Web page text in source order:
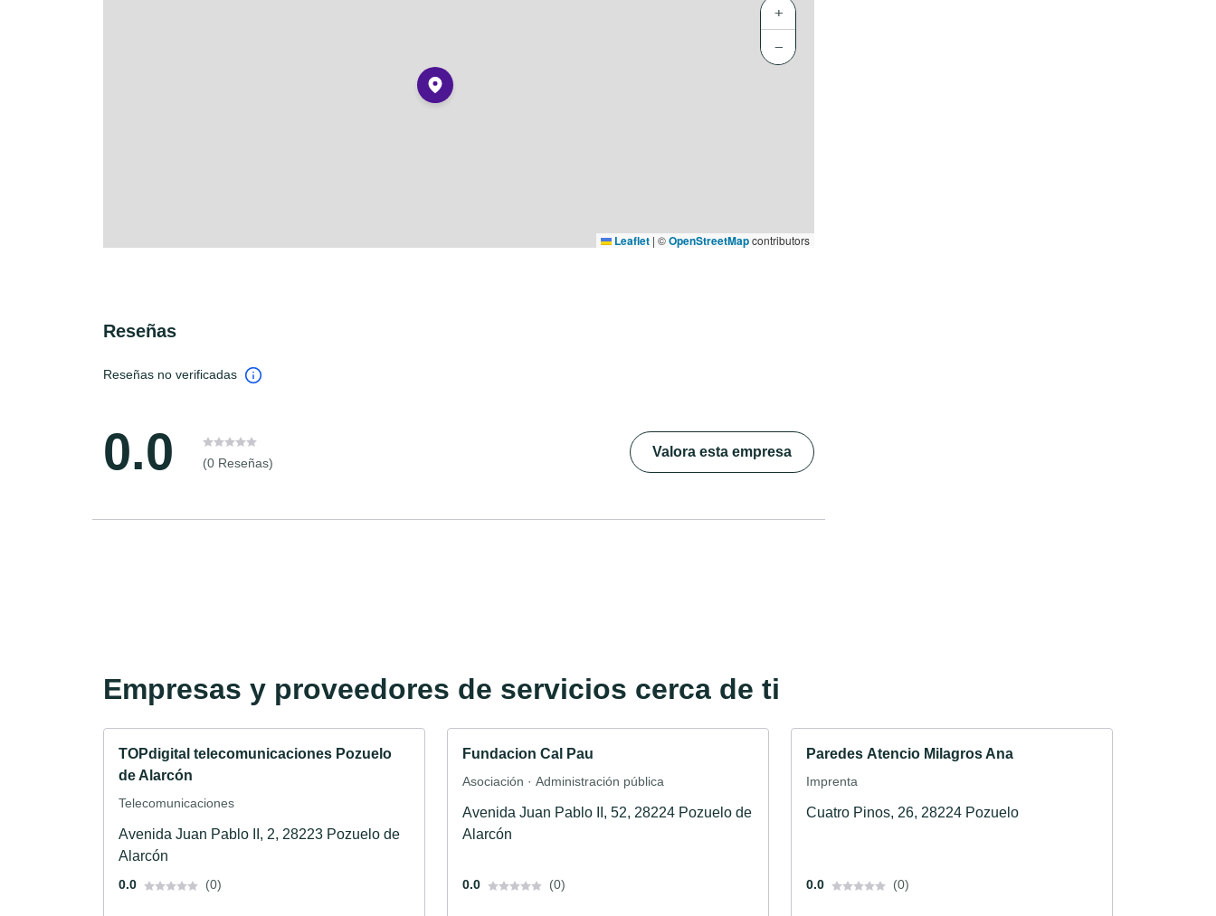
+
−
Leaflet | ©OpenStreetMapcontributors
Reseñas
Reseñas no verificadas
0.0 (0 Reseñas)
Valora esta empresa
Empresas y proveedores de servicios cerca de ti
TOPdigital telecomunicaciones Pozuelo
de Alarcón
Telecomunicaciones
Avenida Juan Pablo II, 2, 28223 Pozuelo de
Alarcón
0.0 (0)
Fundacion Cal Pau
Asociación · Administración pública
Avenida Juan Pablo II, 52, 28224 Pozuelo de
Alarcón
0.0 (0)
Paredes Atencio Milagros Ana
Imprenta
Cuatro Pinos, 26, 28224 Pozuelo
0.0 (0)